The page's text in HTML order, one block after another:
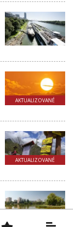
AKTUALIZOVANÉ
AKTUALIZOVANÉ